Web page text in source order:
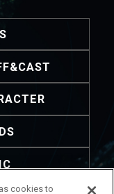
cookies to